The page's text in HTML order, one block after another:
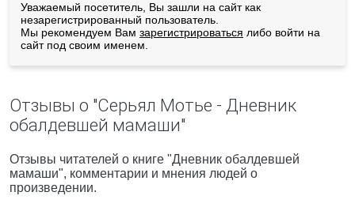
Уважаемый посетитель, Вы зашли на сайт как
незарегистрированный пользователь.
Мы рекомендуем Вам зарегистрироваться либо войти на
сайт под своим именем.
Отзывы о "Серьял Мотье - Дневник
обалдевшей мамаши"
Отзывы читателей о книге "Дневник обалдевшей
мамаши", комментарии и мнения людей о
произведении.